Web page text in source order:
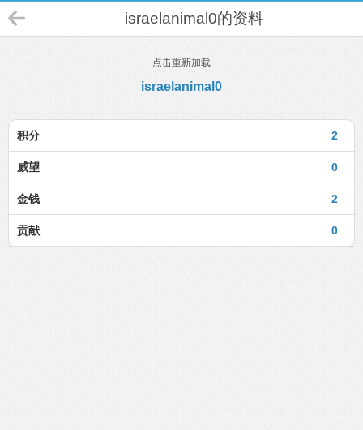
israelanimal0的资料
点击重新加载
israelanimal0
2
积分
0
威望
2
金钱
0
贡献